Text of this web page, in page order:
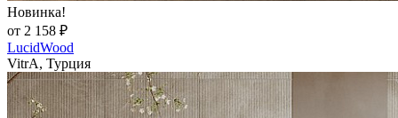
Новинка!
от 2 158 ₽
LucidWood
VitrA, Турция